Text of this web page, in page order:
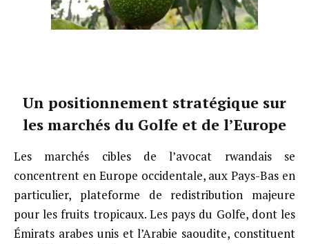
Un positionnement stratégique sur
les marchés du Golfe et de l’Europe
Les marchés cibles de l’avocat rwandais se
concentrent en Europe occidentale, aux Pays-Bas en
particulier, plateforme de redistribution majeure
pour les fruits tropicaux. Les pays du Golfe, dont les
Émirats arabes unis et l’Arabie saoudite, constituent